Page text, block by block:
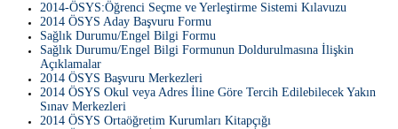
2014-ÖSYS:Öğrenci Seçme ve Yerleştirme Sistemi Kılavuzu
2014 ÖSYS Aday Başvuru Formu
Sağlık Durumu/Engel Bilgi Formu
Sağlık Durumu/Engel Bilgi Formunun Doldurulmasına İlişkin
Açıklamalar
2014 ÖSYS Başvuru Merkezleri
2014 ÖSYS Okul veya Adres İline Göre Tercih Edilebilecek Yakın
Sınav Merkezleri
2014 ÖSYS Ortaöğretim Kurumları Kitapçığı